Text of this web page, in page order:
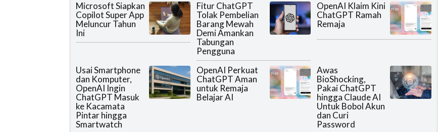
Microsoft Siapkan
Copilot Super App
Meluncur Tahun
Ini
Fitur ChatGPT
Tolak Pembelian
Barang Mewah
Demi Amankan
Tabungan
Pengguna
OpenAI Klaim Kini
ChatGPT Ramah
Remaja
Usai Smartphone
dan Komputer,
OpenAI Ingin
ChatGPT Masuk
ke Kacamata
Pintar hingga
Smartwatch
OpenAI Perkuat
ChatGPT Aman
untuk Remaja
Belajar AI
Awas
BioShocking,
Pakai ChatGPT
hingga Claude AI
Untuk Bobol Akun
dan Curi
Password